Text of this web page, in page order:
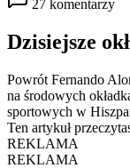
27 komentarzy
Dzisiejsze
Powrót Fernando
na środowych
sportowych w
Ten artykuł
REKLAMA
REKLAMA